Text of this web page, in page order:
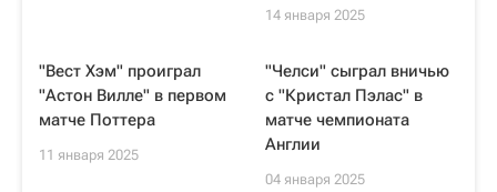
14 января 2025
"Вест Хэм" проиграл
"Астон Вилле" в первом
матче Поттера
11 января 2025
"Челси" сыграл вничью
с "Кристал Пэлас" в
матче чемпионата
Англии
04 января 2025